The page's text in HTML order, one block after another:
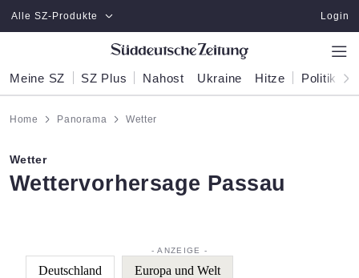
Zum Hauptinhalt springen
Alle SZ-Produkte Login
Meine SZ SZ Plus Nahost Ukraine Hitze Politik
Home Panorama Wetter
Wetter
:
Wettervorhersage Passau
Deutschland Europa und Welt